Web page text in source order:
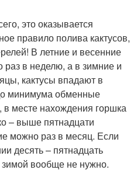
это оказывается
правило полива кактусов,
В летние и весенние
в неделю, а в зимние и
кактусы впадают в
минимума обменные
месте нахождения горшка
– выше пятнадцати
можно раз в месяц. Если
десять – пятнадцать
зимой вообще не нужно.